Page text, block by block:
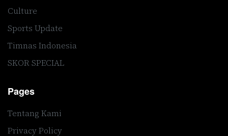
Culture
Sports Update
Timnas Indonesia
SKOR SPECIAL
Pages
Tentang Kami
Privacy Policy